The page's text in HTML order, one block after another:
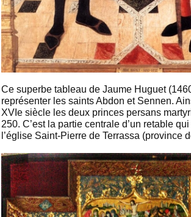
Ce superbe tableau de Jaume Huguet
représenter les saints Abdon et Sennen.
XVIe siècle les deux princes persans
250. C’est la partie centrale d’un retable
l’église Saint-Pierre de Terrassa (province